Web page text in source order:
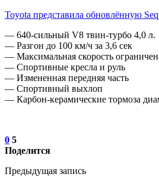
Toyota представила обновлённую
— 640-сильный V8 твин-турбо 4,0 л.
— Разгон до 100 км/ч за 3,6 сек
— Максимальная скорость
— Спортивные кресла и руль
— Измененная передняя часть
— Спортивный выхлоп
— Карбон-керамические тормоза
0 5
Поделится
Предыдущая запись